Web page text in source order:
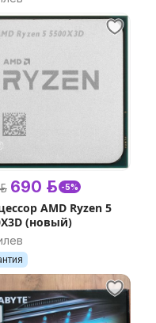
690 р. -5%
AMD Ryzen 5
(новый)